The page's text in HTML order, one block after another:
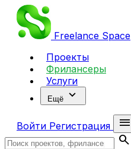
Freelance Space
Проекты
Фрилансеры
Услуги
Ещё expand_more
Войти Регистрация
menu
search